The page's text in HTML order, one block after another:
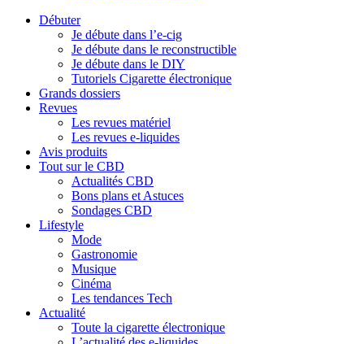
Débuter
Je débute dans l’e-cig
Je débute dans le reconstructible
Je débute dans le DIY
Tutoriels Cigarette électronique
Grands dossiers
Revues
Les revues matériel
Les revues e-liquides
Avis produits
Tout sur le CBD
Actualités CBD
Bons plans et Astuces
Sondages CBD
Lifestyle
Mode
Gastronomie
Musique
Cinéma
Les tendances Tech
Actualité
Toute la cigarette électronique